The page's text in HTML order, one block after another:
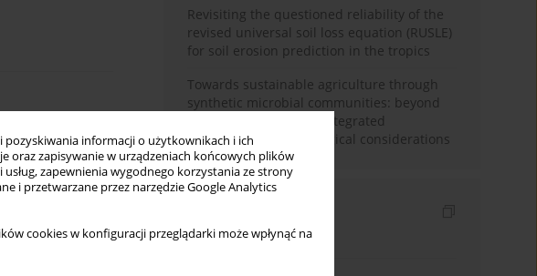
pozyskiwania informacji o użytkownikach i ich
oraz zapisywanie w urządzeniach końcowych plików
zapewnienia wygodnego korzystania ze strony
i przetwarzane przez narzędzie Google Analytics
cookies w konfiguracji przeglądarki może wpłynąć na
Revisiting the questioned reliability of the
revised universal soil loss equation (RUSLE)
for soil erosion prediction in the tropics
Towards sustainable agriculture through
synthetic microbial communities: beyond
multifunctional roles, integrated
applications, and ecological considerations
Indeks słów kluczowych